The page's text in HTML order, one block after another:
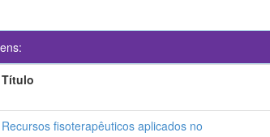
Título
Recursos fisoterapêuticos aplicados no